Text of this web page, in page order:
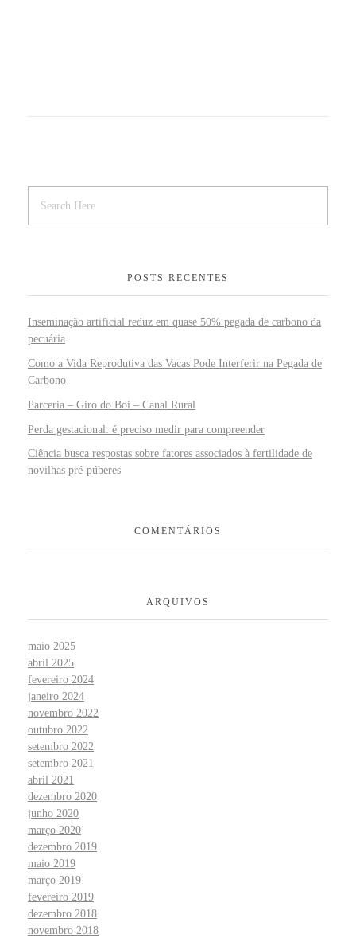
POSTS RECENTES
Inseminação artificial reduz em quase 50% pegada de carbono da
pecuária
Como a Vida Reprodutiva das Vacas Pode Interferir na Pegada de
Carbono
Parceria – Giro do Boi – Canal Rural
Perda gestacional: é preciso medir para compreender
Ciência busca respostas sobre fatores associados à fertilidade de
novilhas pré-púberes
COMENTÁRIOS
ARQUIVOS
maio 2025
abril 2025
fevereiro 2024
janeiro 2024
novembro 2022
outubro 2022
setembro 2022
setembro 2021
abril 2021
dezembro 2020
junho 2020
março 2020
dezembro 2019
maio 2019
março 2019
fevereiro 2019
dezembro 2018
novembro 2018